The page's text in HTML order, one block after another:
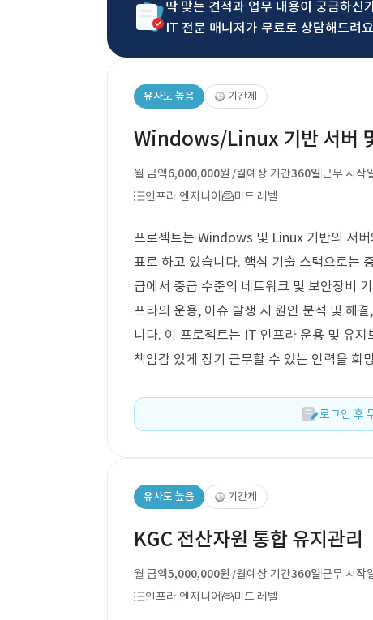
딱 맞는 견적과 업무 내용이 궁금하신
IT 전문 매니저가 무료로 상담해드려
유사도 높음 기간제
Windows/Linux 기반 서버
월 금액6,000,000원 /월예상 기간360일근무 시작
인프라 엔지니어
미드 레벨
프로젝트는 Windows 및 Linux 기반의 서
표로 하고 있습니다. 핵심 기술 스택으로는
급에서 중급 수준의 네트워크 및 보안장비
프라의 운용, 이슈 발생 시 원인 분석 및 해
니다. 이 프로젝트는 IT 인프라 운용 및 유
책임감 있게 장기 근무할 수 있는 인력을 희
로그인 후
유사도 높음 기간제
KGC 전산자원 통합 유지관리
월 금액5,000,000원 /월예상 기간360일근무 시작
인프라 엔지니어
미드 레벨